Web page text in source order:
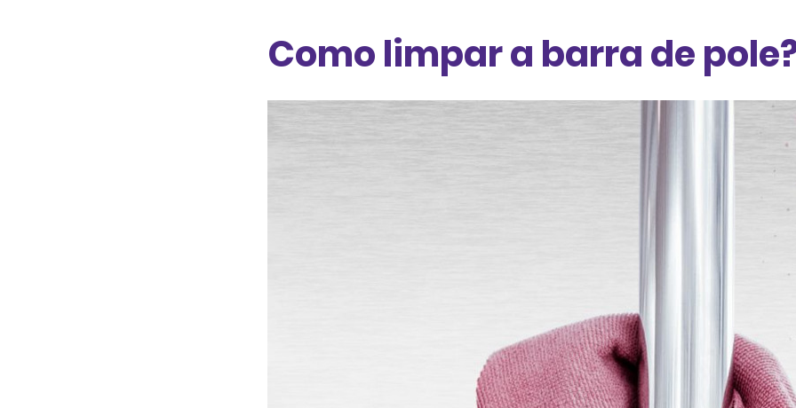
Como limpar a barra de